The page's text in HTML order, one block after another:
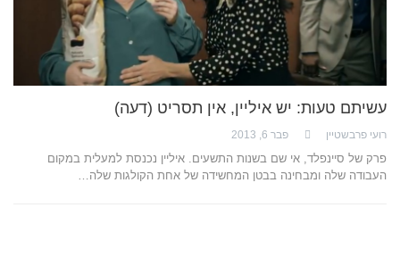
עשיתם טעות: יש איליין, אין תסריט (דעה)
רועי פרבשטיין פבר 6, 2013
פרק של סיינפלד, אי שם בשנות התשעים. איליין נכנסת למעלית במקום
העבודה שלה ומבחינה בבטן המחשידה של אחת הקולגות שלה…